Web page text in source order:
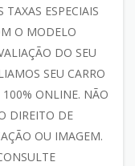
ESPECIAIS
O MODELO
DO SEU
SEU CARRO
100% ONLINE. NÃO
DIREITO DE
OU IMAGEM.